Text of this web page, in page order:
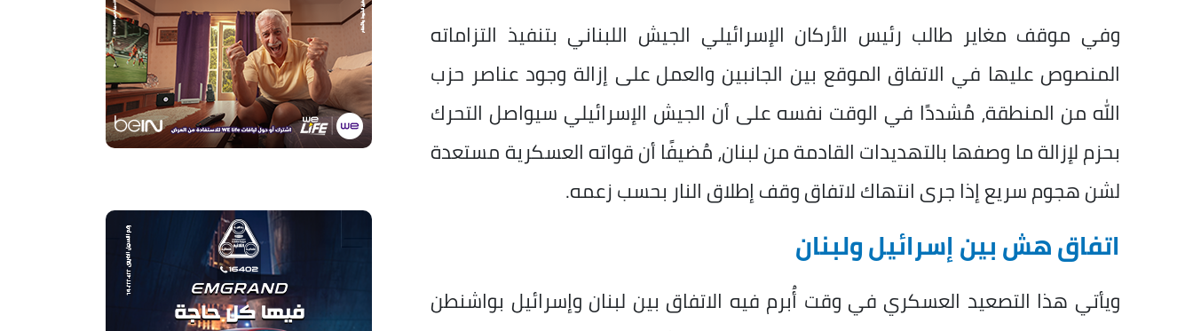
وفي موقف مغاير طالب رئيس الأركان الإسرائيلي الجيش اللبناني بتنفيذ التزاماته
المنصوص عليها في الاتفاق الموقع بين الجانبين والعمل على إزالة وجود عناصر حزب
الله من المنطقة، مُشددًا في الوقت نفسه على أن الجيش الإسرائيلي سيواصل التحرك
بحزم لإزالة ما وصفها بالتهديدات القادمة من لبنان، مُضيفًا أن قواته العسكرية مستعدة
لشن هجوم سريع إذا جرى انتهاك لاتفاق وقف إطلاق النار بحسب زعمه.
اتفاق هش بين إسرائيل ولبنان
ويأتي هذا التصعيد العسكري في وقت أُبرم فيه الاتفاق بين لبنان وإسرائيل بواشنطن